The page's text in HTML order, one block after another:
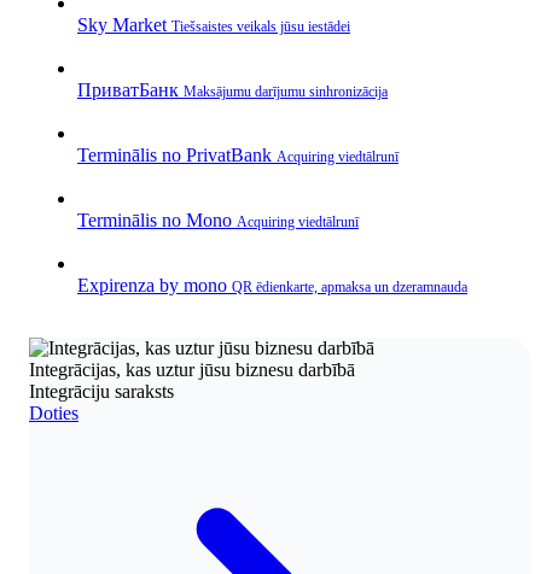
Sky Market Tiešsaistes veikals jūsu iestādei
ПриватБанк Maksājumu darījumu sinhronizācija
Terminālis no PrivatBank Acquiring viedtālrunī
Terminālis no Mono Acquiring viedtālrunī
Expirenza by mono QR ēdienkarte, apmaksa un dzeramnauda
Integrācijas, kas uztur jūsu biznesu darbībā
Integrāciju saraksts
Doties